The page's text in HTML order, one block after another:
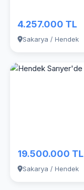
4.257.000 TL
Sakarya / Hendek
19.500.000 TL
Sakarya / Hendek